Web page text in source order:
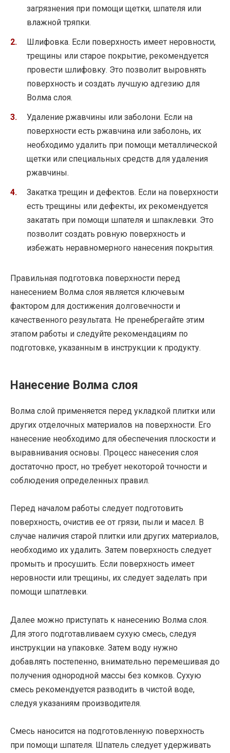
загрязнения при помощи щетки, шпателя или
влажной тряпки.
Шлифовка. Если поверхность имеет неровности,
трещины или старое покрытие, рекомендуется
провести шлифовку. Это позволит выровнять
поверхность и создать лучшую адгезию для
Волма слоя.
Удаление ржавчины или заболони. Если на
поверхности есть ржавчина или заболонь, их
необходимо удалить при помощи металлической
щетки или специальных средств для удаления
ржавчины.
Закатка трещин и дефектов. Если на поверхности
есть трещины или дефекты, их рекомендуется
закатать при помощи шпателя и шпаклевки. Это
позволит создать ровную поверхность и
избежать неравномерного нанесения покрытия.
Правильная подготовка поверхности перед
нанесением Волма слоя является ключевым
фактором для достижения долговечности и
качественного результата. Не пренебрегайте этим
этапом работы и следуйте рекомендациям по
подготовке, указанным в инструкции к продукту.
Нанесение Волма слоя
Волма слой применяется перед укладкой плитки или
других отделочных материалов на поверхности. Его
нанесение необходимо для обеспечения плоскости и
выравнивания основы. Процесс нанесения слоя
достаточно прост, но требует некоторой точности и
соблюдения определенных правил.
Перед началом работы следует подготовить
поверхность, очистив ее от грязи, пыли и масел. В
случае наличия старой плитки или других материалов,
необходимо их удалить. Затем поверхность следует
промыть и просушить. Если поверхность имеет
неровности или трещины, их следует заделать при
помощи шпатлевки.
Далее можно приступать к нанесению Волма слоя.
Для этого подготавливаем сухую смесь, следуя
инструкции на упаковке. Затем воду нужно
добавлять постепенно, внимательно перемешивая до
получения однородной массы без комков. Сухую
смесь рекомендуется разводить в чистой воде,
следуя указаниям производителя.
Смесь наносится на подготовленную поверхность
при помощи шпателя. Шпатель следует удерживать